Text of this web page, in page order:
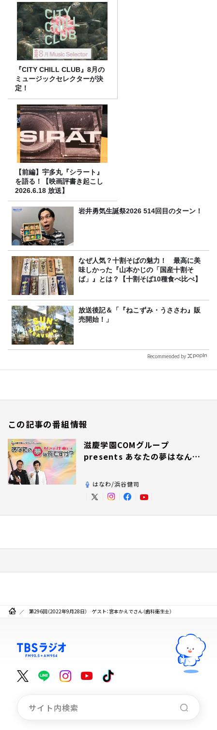
『CITY CHILL CLUB』8月の
ミュージックセレクターが決
定！
【前編】宇多丸『シラート』
を語る！【映画評書き起こし
2026.6.18 放送】
岩井勇気生誕祭2026 514回目のターン！
なぜ人気？十割そばの魅力！ 最高に美
味しかった『山本かじの「国産十割そ
ば」』とは？【十割そば10種食べ比べ】
放送後記＆「『ねこずみ・うささわ』販
売開始！」
Recommended by
この記事の番組情報
滋慶学園COMグループ
presents あなたの夢はなんで
はなわ/浜谷健司
第296回（2022年9月28日） ゲスト：宮本かえでさん（歯科衛生士）